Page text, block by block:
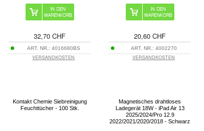
32,70 CHF
ART. NR.: 4016680BS
VERSANDKOSTEN
20,60 CHF
ART. NR.: 4002270
VERSANDKOSTEN
Kontakt Chemie Siebreinigung
Feuchttücher - 100 Stk.
Magnetisches drahtloses
Ladegerät 18W - iPad Air 13
2025/2024/Pro 12.9
2022/2021/2020/2018 - Schwarz